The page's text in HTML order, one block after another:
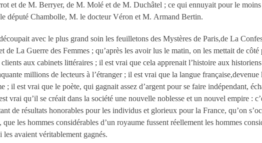
et de M. Berryer, de M. Molé et de M. Duchâtel ; ce qui ennuyait pour le
député Chambolle, M. le docteur Véron et M. Armand Bertin.
avec le plus grand soin les feuilletons des Mystères de Paris,de La
de La Guerre des Femmes ; qu’après les avoir lus le matin, on les mettait de
aux cabinets littéraires ; il est vrai que cela apprenait l’histoire aux
millions de lecteurs à l’étranger ; il est vrai que la langue
; il est vrai que le poète, qui gagnait assez d’argent pour se faire indépendant,
vrai qu’il se créait dans la société une nouvelle noblesse et un nouvel empire :
de résultats honorables pour les individus et glorieux pour la France, qu’on
les hommes considérables d’un royaume fussent réellement les hommes
les avaient véritablement gagnés.